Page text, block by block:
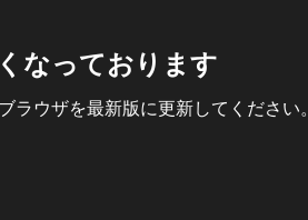
なっております
ウザを最新版に更新してください。